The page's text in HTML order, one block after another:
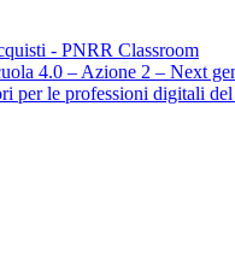
- PNRR Classroom
4.0 – Azione 2 – Next
per le professioni digitali